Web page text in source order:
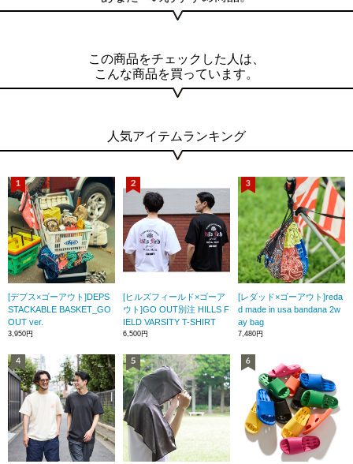
この商品をチェックした人は、
こんな商品を買っています。
人気アイテムランキング
[デプス×ゴーアウト]DEPS
STACKABLE BASKET_GO
OUT ver.
3,950円
[ヒルズフィールド×ゴーア
ウト]GO OUT別注 HILLS F
IELD VARSITY T-SHIRT
6,500円
[レダッド×ゴーアウト]reda
d made in usa bandana 2w
ay bag
7,480円